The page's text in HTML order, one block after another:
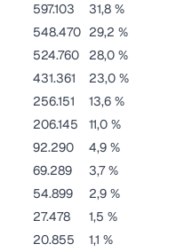
597.103
31,8 %
548.470 29,2 %
524.760
28,0 %
431.361
23,0 %
256.151
13,6 %
206.145
11,0 %
92.290
4,9 %
69.289
3,7 %
54.899
2,9 %
27.478
1,5 %
20.855
1,1 %